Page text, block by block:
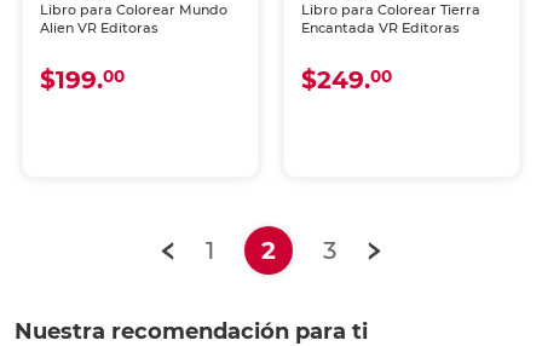
Libro para Colorear Mundo
Alien VR Editoras
$199.00
Libro para Colorear Tierra
Encantada VR Editoras
$249.00
1 2(current)
3
Nuestra recomendación para ti